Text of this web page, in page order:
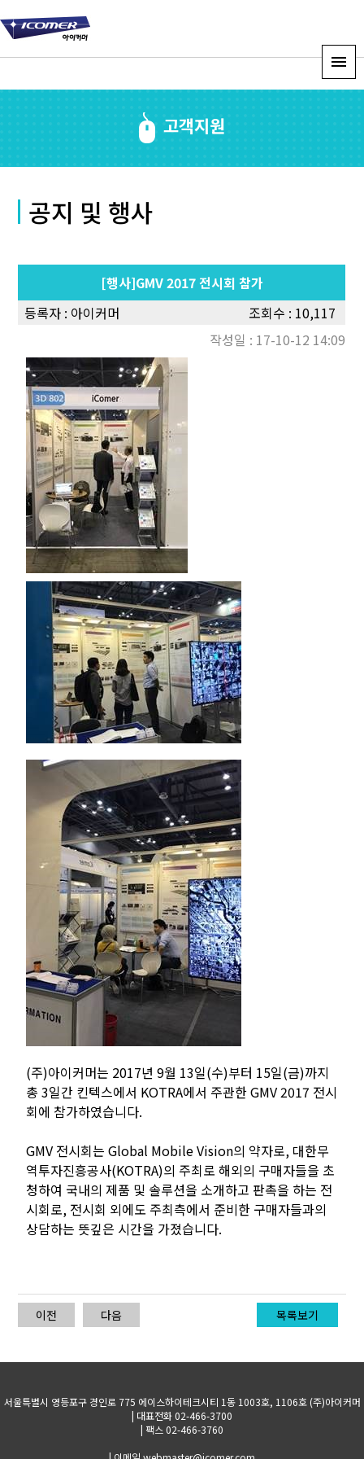
고객지원
공지 및 행사
[행사]GMV 2017 전시회 참가
등록자 : 아이커머
조회수 : 10,117
작성일 : 17-10-12 14:09
(주)아이커머는 2017년 9월 13일(수)부터 15일(금)까지
총 3일간 킨텍스에서 KOTRA에서 주관한 GMV 2017 전시
회에 참가하였습니다.
GMV 전시회는 Global Mobile Vision의 약자로, 대한무
역투자진흥공사(KOTRA)의 주최로 해외의 구매자들을 초
청하여 국내의 제품 및 솔루션을 소개하고 판촉을 하는 전
시회로, 전시회 외에도 주최측에서 준비한 구매자들과의
상담하는 뜻깊은 시간을 가졌습니다.
이전 다음 목록보기
서울특별시 영등포구 경인로 775 에이스하이테크시티 1동 1003호, 1106호 (주)아이커머
| 대표전화 02-466-3700
| 팩스 02-466-3760